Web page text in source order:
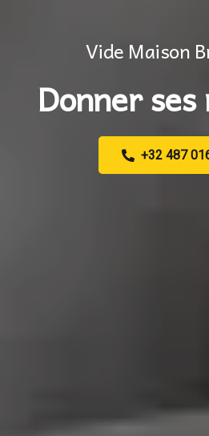
Vide Maison
Donner
+32 487